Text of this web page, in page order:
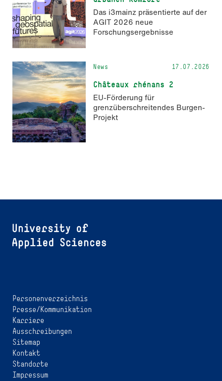
Das i3mainz präsentierte auf der
AGIT 2026 neue
Forschungsergebnisse
News 17.07.2026
Châteaux rhénans 2
EU-Förderung für
grenzüberschreitendes Burgen-
Projekt
Personenverzeichnis
Presse/Kommunikation
Karriere
Ausschreibungen
Sitemap
Kontakt
Standorte
Impressum